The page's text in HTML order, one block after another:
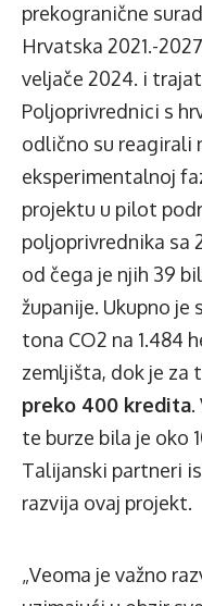
prekogranične
Hrvatska 2021.-
veljače 2024. i
Poljoprivrednici s
odlično su reagirali
eksperimentalnoj
projektu u pilot
poljoprivrednika sa
od čega je njih 39
županije. Ukupno
tona CO2 na 1.484
zemljišta, dok je za
preko 400 kredita.
te burze bila je oko
Talijanski partneri
razvija ovaj projekt.
„Veoma je važno